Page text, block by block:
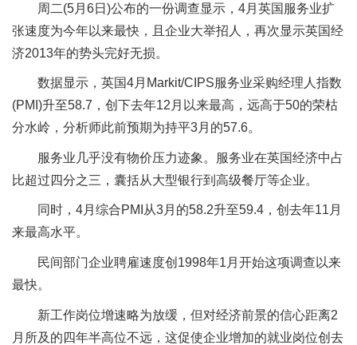
周二(5月6日)公布的一份调查显示，4月英国服务业扩
张速度为今年以来最快，且企业大举招人，再次显示英国经
济2013年的势头完好无损。
数据显示，英国4月Markit/CIPS服务业采购经理人指数
(PMI)升至58.7，创下去年12月以来最高，远高于50的荣枯
分水岭，分析师此前预期为持平3月的57.6。
服务业几乎没有物价压力迹象。服务业在英国经济中占
比超过四分之三，囊括从大型银行到高级餐厅等企业。
同时，4月综合PMI从3月的58.2升至59.4，创去年11月
来最高水平。
民间部门企业聘雇速度创1998年1月开始这项调查以来
最快。
新工作岗位增速略为放缓，但对经济前景的信心距离2
月所及的四年半高位不远，这促使企业增加的就业岗位创去